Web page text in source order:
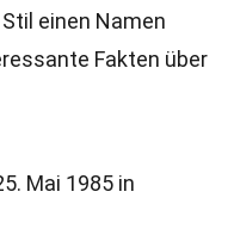
einen Namen
Fakten über
Mai 1985 in